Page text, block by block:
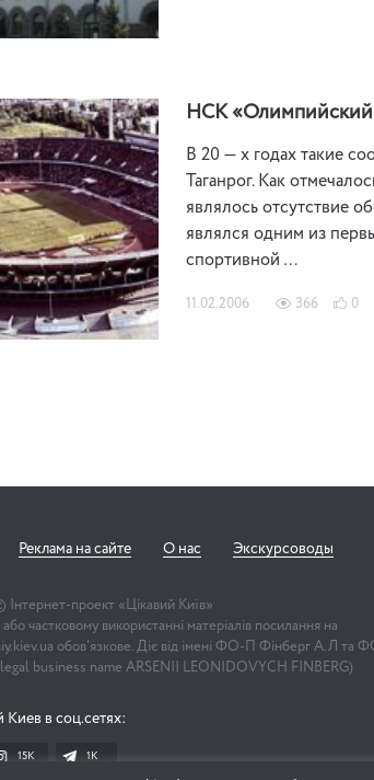
НСК
В 20 — х годах такие
Таганрог. Как
являлось отсутствие
являлся одним из
спортивной …
11.02.2006 366 0
Реклама на сайте О нас Экскурсоводы
Інтернет-проект «Цікавий Київ»
частковому використанні матеріалів посилання на
обов'язкове. Діє від імені ФО-П Фінберг А.Л та
business name ARSENII LEONIDOVYCH FINBERG)
Киев в соц.сетях:
15K 1К